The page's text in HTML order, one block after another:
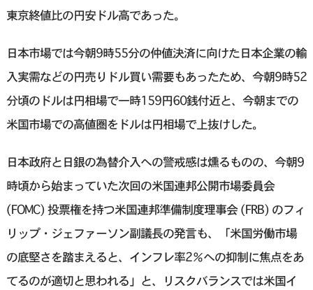
東京終値比の円安ドル高であった。
日本市場では今朝9時55分の仲値決済に向けた日本企業の輸
入実需などの円売りドル買い需要もあったため、今朝9時52
分頃のドルは円相場で一時159円60銭付近と、今朝までの
米国市場での高値圏をドルは円相場で上抜けした。
日本政府と日銀の為替介入への警戒感は燻るものの、今朝9
時頃から始まっていた次回の米国連邦公開市場委員会
(FOMC) 投票権を持つ米国連邦準備制度理事会 (FRB) のフィ
リップ・ジェファーソン副議長の発言も、「米国労働市場
の底堅さを踏まえると、インフレ率2％への抑制に焦点をあ
てるのが適切と思われる」と、リスクバランスでは米国イ